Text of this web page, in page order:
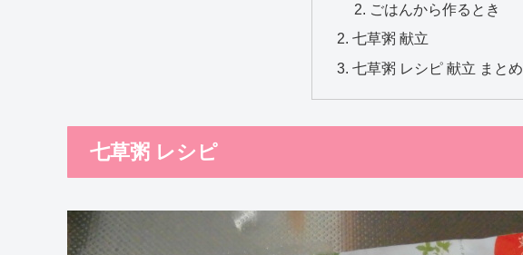
ごはんから作るとき
七草粥 献立
七草粥 レシピ 献立 まとめ
七草粥 レシピ